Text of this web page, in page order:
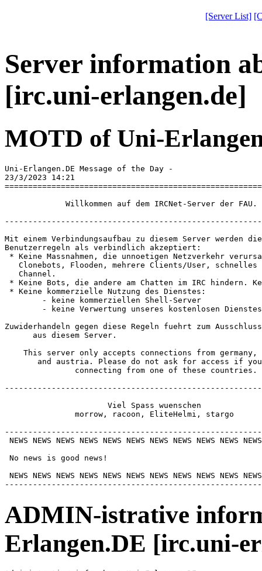
[Server List]
Server information
[irc.uni-erlangen.de]
MOTD of Uni-
Uni-Erlangen.DE Message of the Day -
23/3/2023 14:21
Willkommen auf dem IRCNet-Server der FAU.
Mit einem Verbindungsaufbau zu diesem Server werden
Benutzerregeln als verbindlich akzeptiert:
* Keine Massnahmen, die unnoetigen Netzverkehr
Clonebots, Flooden, mehrere Clients/User, schnelles
Channel.
* Keine Bots, die andere am Chatten im IRC hindern.
* Keine kommerzielle Nutzung des Dienstes:
- keine kommerziellen Shell-Server
- keine Verwertung unseres kostenlosen Dienstes
Zuwiderhandeln gegen diese Regeln fuehrt zum Ausschluss
aus diesem Server.
This server only accepts connections from germany,
and austria. Please do not ask for access if you
connecting from one of these countries.
Viel Spass wuenschen
morrow, racoon, EliteHelmi, stargo
NEWS NEWS NEWS NEWS NEWS NEWS NEWS NEWS NEWS NEWS
No news is good news!
NEWS NEWS NEWS NEWS NEWS NEWS NEWS NEWS NEWS NEWS
ADMIN-istrative
Erlangen.DE [irc.uni-